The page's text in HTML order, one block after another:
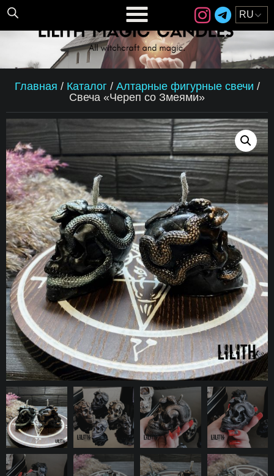
Главная / Каталог / Алтарные фигурные свечи /
Свеча «Череп со Змеями»